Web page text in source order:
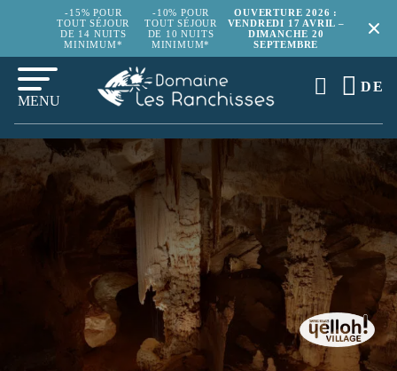
-15% POUR
TOUT SÉJOUR
DE 14 NUITS
MINIMUM*
-10% POUR
TOUT SÉJOUR
DE 10 NUITS
MINIMUM*
OUVERTURE 2026 :
VENDREDI 17 AVRIL –
DIMANCHE 20
SEPTEMBRE
MENU
DE